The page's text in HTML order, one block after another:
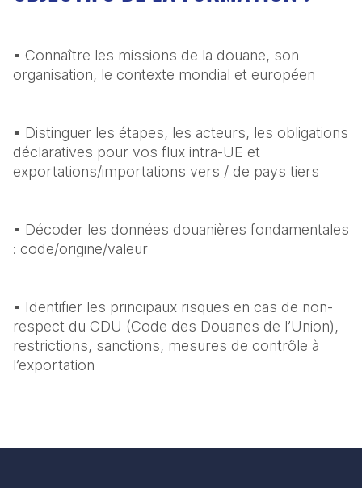
▪ Connaître les missions de la douane, son
organisation, le contexte mondial et européen
▪ Distinguer les étapes, les acteurs, les obligations
déclaratives pour vos flux intra-UE et
exportations/importations vers / de pays tiers
▪ Décoder les données douanières fondamentales
: code/origine/valeur
▪ Identifier les principaux risques en cas de non-
respect du CDU (Code des Douanes de l’Union),
restrictions, sanctions, mesures de contrôle à